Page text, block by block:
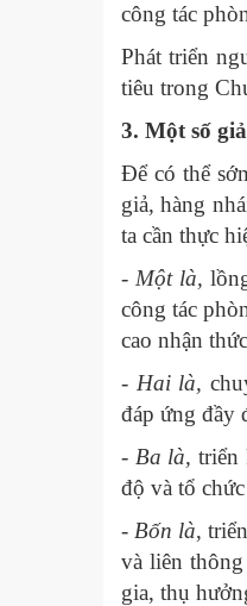
công tác
Phát triển
tiêu trong
3. Một số
Để có thể
giả, hàng
ta cần thực
- Một là,
công tác
cao nhận
- Hai là,
đáp ứng đầy
- Ba là, triển
độ và tổ
- Bốn là,
và liên
gia, thụ